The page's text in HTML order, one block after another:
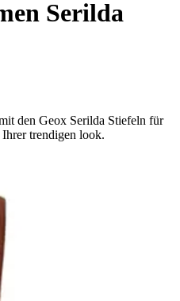
Serilda
den Geox Serilda Stiefeln für
trendigen look.